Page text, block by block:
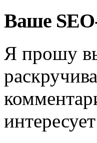
Ваше
Я прошу
интересует